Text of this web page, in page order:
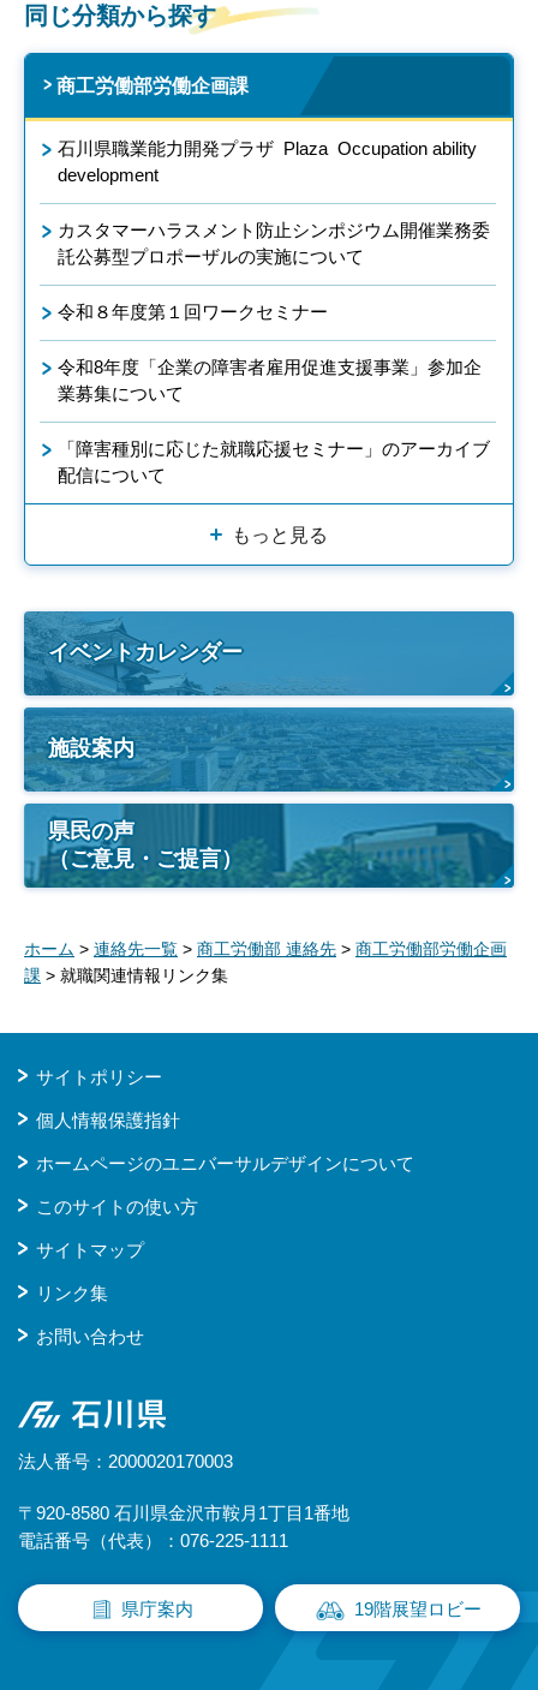
同じ分類から探す
商工労働部労働企画課
石川県職業能力開発プラザ Plaza Occupation ability
development
カスタマーハラスメント防止シンポジウム開催業務委
託公募型プロポーザルの実施について
令和８年度第１回ワークセミナー
令和8年度「企業の障害者雇用促進支援事業」参加企
業募集について
「障害種別に応じた就職応援セミナー」のアーカイブ
配信について
もっと見る
イベントカレンダー
施設案内
県民の声
（ご意見・ご提言）
ホーム > 連絡先一覧 > 商工労働部 連絡先 > 商工労働部労働企画
課 > 就職関連情報リンク集
サイトポリシー
個人情報保護指針
ホームページのユニバーサルデザインについて
このサイトの使い方
サイトマップ
リンク集
お問い合わせ
石川県
法人番号：2000020170003
〒920-8580 石川県金沢市鞍月1丁目1番地
電話番号（代表）：076-225-1111
県庁案内 19階展望ロビー